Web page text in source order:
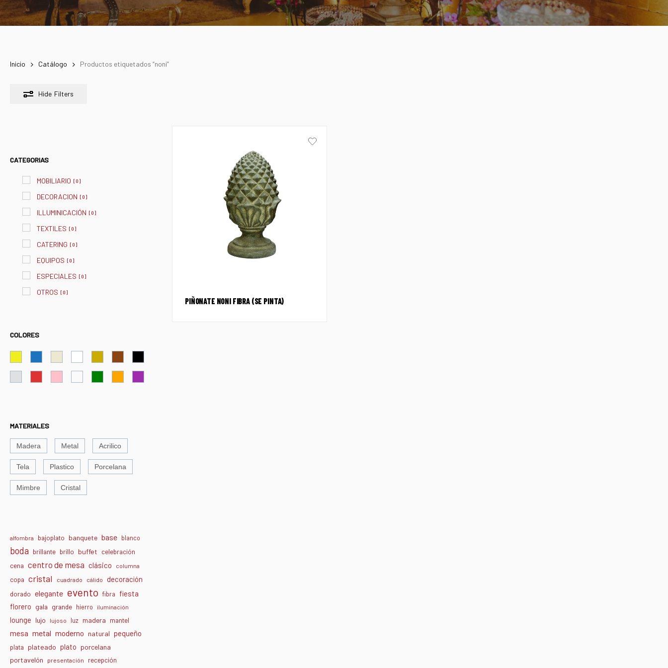
Inicio Catálogo Productos etiquetados “noni”
Hide Filters
CATEGORIAS
MOBILIARIO [0]
DECORACION [0]
ILLUMINICACIÓN [0]
TEXTILES [0]
CATERING [0]
EQUIPOS [0]
ESPECIALES [0]
OTROS [0]
COLORES
MATERIALES
Madera Metal Acrilico
Tela Plastico Porcelana
Mimbre Cristal
alfombra bajoplato banquete base blanco
boda brillante brillo buffet celebración
cena centro de mesa clásico columna
copa cristal cuadrado cálido decoración
dorado elegante evento fibra fiesta
florero gala grande hierro iluminación
lounge lujo lujoso luz madera mantel
mesa metal moderno natural pequeño
plata plateado plato porcelana
portavelón
presentación recepción
PIÑONATE NONI FIBRA (SE PINTA)